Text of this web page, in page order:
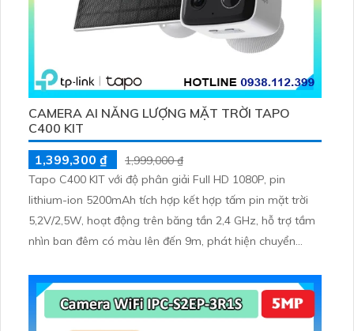
CAMERA AI NĂNG LƯỢNG MẶT TRỜI TAPO
C400 KIT
1,399,300 ₫
1,999,000 ₫
Tapo C400 KIT với độ phân giải Full HD 1080P, pin
lithium-ion 5200mAh tích hợp kết hợp tấm pin mặt trời
5,2V/2,5W, hoạt động trên băng tần 2,4 GHz, hỗ trợ tầm
nhìn ban đêm có màu lên đến 9m, phát hiện chuyển
thẻ microSD lên đến 512GB